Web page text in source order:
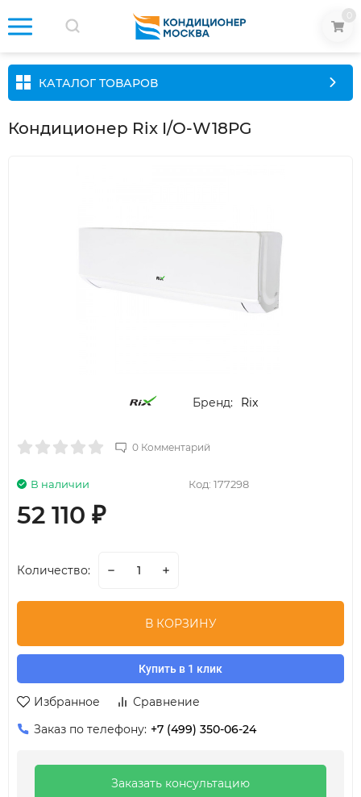
КАТАЛОГ ТОВАРОВ
Кондиционер Rix I/O-W18PG
Бренд: Rix
0 Комментарий
Код: 177298
В наличии
52 110 ₽
Количество:
В КОРЗИНУ
Купить в 1 клик
Избранное
Сравнение
Заказ по телефону: +7 (499) 350-06-24
Заказать консультацию